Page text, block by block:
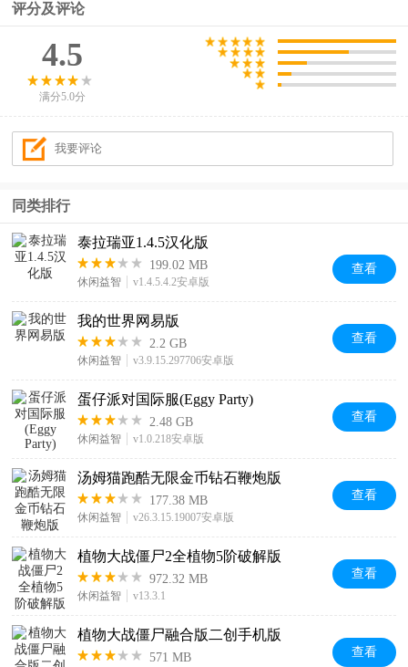
评分及评论
4.5
满分5.0分
同类排行
泰拉瑞亚1.4.5汉化版
199.02 MB
休闲益智 v1.4.5.4.2安卓版
查看
我的世界网易版
2.2 GB
休闲益智 v3.9.15.297706安卓版
查看
蛋仔派对国际服(Eggy Party)
2.48 GB
休闲益智 v1.0.218安卓版
查看
汤姆猫跑酷无限金币钻石鞭炮版
177.38 MB
休闲益智 v26.3.15.19007安卓版
查看
植物大战僵尸2全植物5阶破解版
972.32 MB
休闲益智 v13.3.1
查看
植物大战僵尸融合版二创手机版
571 MB 查看